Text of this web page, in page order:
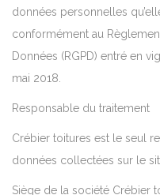
données personnelles
conformément au
Données (RGPD) entré en
mai 2018.
Responsable du traitement
Crébier toitures est le seul
données collectées sur le
Siège de la société Crébier